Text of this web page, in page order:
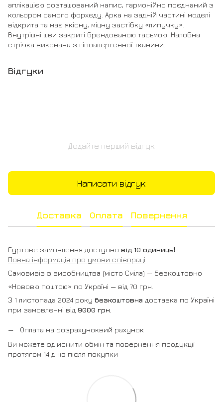
аплікацією розташований напис, гармонійно поєднаний з
кольором самого форхеду. Арка на задній частині моделі
відкрита та має якісну, міцну застібку «липучку».
Внутрішні шви закриті брендованою тасьмою. Налобна
стрічка виконана з гіпоалергенної тканини.
Відгуки
Додайте перший відгук
Написати відгук
Доставка Оплата Повернення
Гуртове замовлення доступно від 10 одиниць❗️
Повна інформація про умови співпраці
Самовивіз з виробництва (місто Сміла) — безкоштовно
«Нововю поштою» по Україні — від 70 грн.
З 1 листопада 2024 року безкоштовна доставка по Україні
при замовленні від 9000 грн.
Оплата на розрахуноквий рахунок
Ви можете здійснити обмін та повернення продукції
протягом 14 днів після покупки